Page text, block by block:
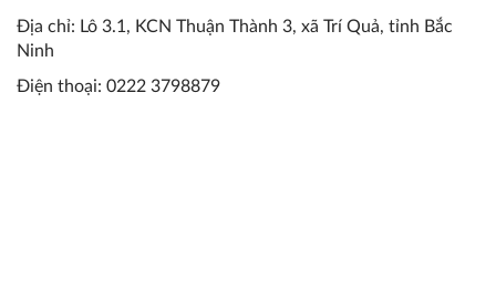
Địa chỉ: Lô 3.1, KCN Thuận Thành 3, xã Trí Quả, tỉnh Bắc
Ninh
Điện thoại: 0222 3798879